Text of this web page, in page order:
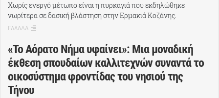
Χωρίς ενεργό μέτωπο είναι η πυρκαγιά που εκδηλώθηκε
νωρίτερα σε δασική βλάστηση στην Ερμακιά Κοζάνης.
ΕΛΛΑΔΑ
«Το Αόρατο Νήμα υφαίνει»: Μια μοναδική
έκθεση σπουδαίων καλλιτεχνών συναντά το
οικοσύστημα φροντίδας του νησιού της
Τήνου